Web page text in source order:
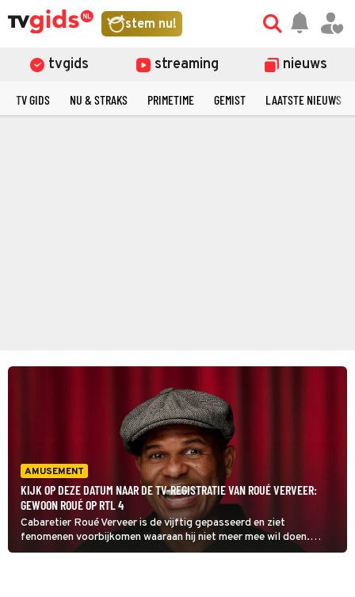
stem nu!
tvgids streaming nieuws
TV GIDS NU & STRAKS PRIMETIME GEMIST LAATSTE NIEUWS
AMUSEMENT
KIJK OP DEZE DATUM NAAR DE TV-REGISTRATIE VAN ROUÉ VERVEER:
GEWOON ROUÉ OP RTL 4
Cabaretier Roué Verveer is de vijftig gepasseerd en ziet
fenomenen voorbijkomen waaraan hij niet meer mee wil doen.
Zoals de hippe koffies en de muziek van nu. "Laat me met rust",